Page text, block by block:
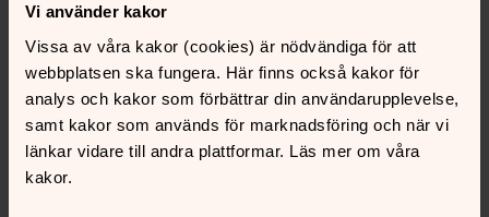
Vi använder kakor
Vissa av våra kakor (cookies) är nödvändiga för att
webbplatsen ska fungera. Här finns också kakor för
analys och kakor som förbättrar din användarupplevelse,
samt kakor som används för marknadsföring och när vi
länkar vidare till andra plattformar. Läs mer om våra
kakor.